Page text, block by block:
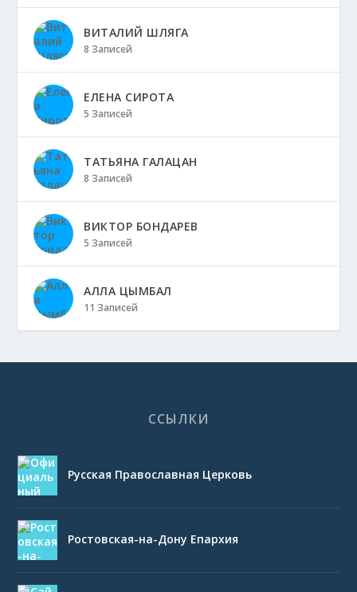
ВИТАЛИЙ ШЛЯГА
8 Записей
ЕЛЕНА СИРОТА
5 Записей
ТАТЬЯНА ГАЛАЦАН
8 Записей
ВИКТОР БОНДАРЕВ
5 Записей
АЛЛА ЦЫМБАЛ
11 Записей
ССЫЛКИ
Русская Православная Церковь
Ростовская-на-Дону Епархия